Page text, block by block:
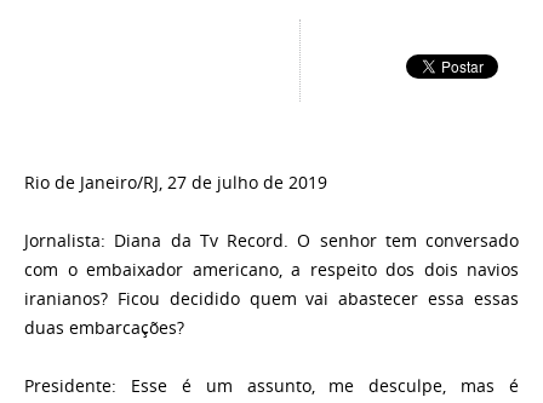
Rio de Janeiro/RJ, 27 de julho de 2019
Jornalista: Diana da Tv Record. O senhor tem conversado
com o embaixador americano, a respeito dos dois navios
iranianos? Ficou decidido quem vai abastecer essa essas
duas embarcações?
Presidente: Esse é um assunto, me desculpe, mas é